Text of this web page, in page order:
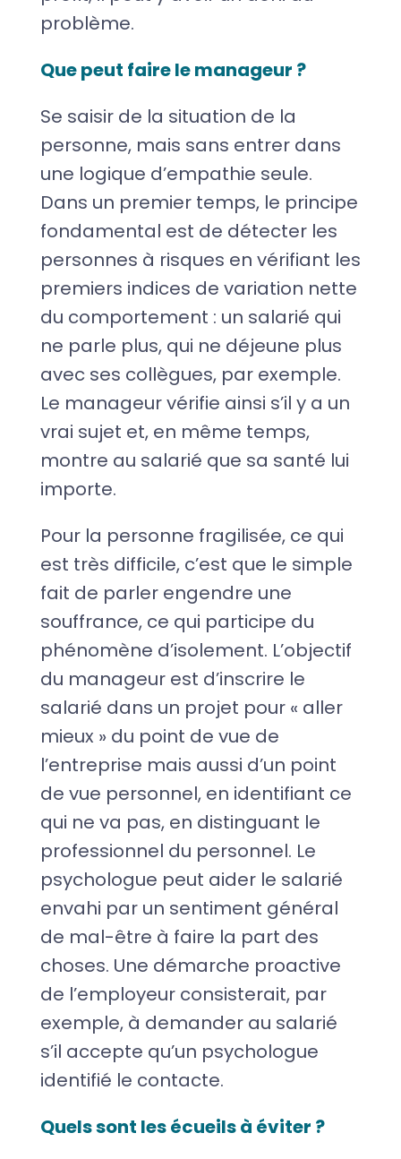
problème.
Que peut faire le manageur ?
Se saisir de la situation de la
personne, mais sans entrer dans
une logique d’empathie seule.
Dans un premier temps, le principe
fondamental est de détecter les
personnes à risques en vérifiant les
premiers indices de variation nette
du comportement : un salarié qui
ne parle plus, qui ne déjeune plus
avec ses collègues, par exemple.
Le manageur vérifie ainsi s’il y a un
vrai sujet et, en même temps,
montre au salarié que sa santé lui
importe.
Pour la personne fragilisée, ce qui
est très difficile, c’est que le simple
fait de parler engendre une
souffrance, ce qui participe du
phénomène d’isolement. L’objectif
du manageur est d’inscrire le
salarié dans un projet pour « aller
mieux » du point de vue de
l’entreprise mais aussi d’un point
de vue personnel, en identifiant ce
qui ne va pas, en distinguant le
professionnel du personnel. Le
psychologue peut aider le salarié
envahi par un sentiment général
de mal-être à faire la part des
choses. Une démarche proactive
de l’employeur consisterait, par
exemple, à demander au salarié
s’il accepte qu’un psychologue
identifié le contacte.
Quels sont les écueils à éviter ?